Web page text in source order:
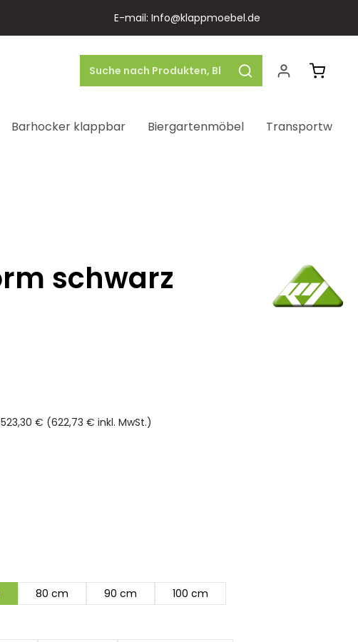
E-mail: Info@klappmoebel.de
Barhocker klappbar Biergartenmöbel
schwarz
€ (622,73 € inkl. MwSt.)
5 Sternen
80 cm 90 cm 100 cm